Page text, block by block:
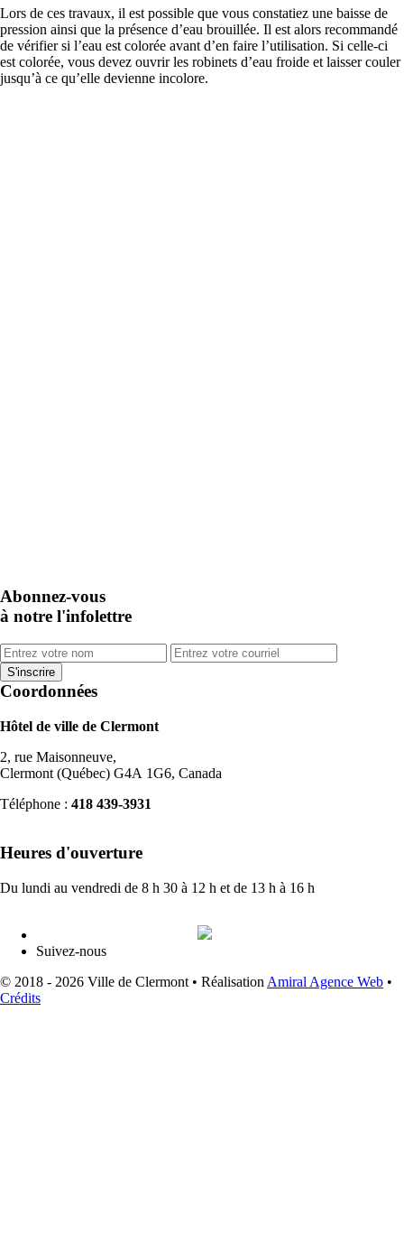
Lors de ces travaux, il est possible que vous constatiez une baisse de
pression ainsi que la présence d’eau brouillée. Il est alors recommandé
de vérifier si l’eau est colorée avant d’en faire l’utilisation. Si celle-ci
est colorée, vous devez ouvrir les robinets d’eau froide et laisser couler
jusqu’à ce qu’elle devienne incolore.
Abonnez-vous
à notre l'infolettre
Coordonnées
Hôtel de ville de Clermont
2, rue Maisonneuve,
Clermont (Québec) G4A 1G6, Canada
Téléphone : 418 439-3931
Heures d'ouverture
Du lundi au vendredi de 8 h 30 à 12 h et de 13 h à 16 h
Suivez-nous
© 2018 - 2026 Ville de Clermont • Réalisation Amiral Agence Web •
Crédits